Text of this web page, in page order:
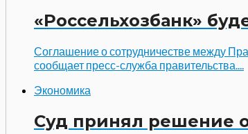
«Россельхозбанк»
Соглашение о сотрудничестве между
сообщает пресс-служба правительства....
Экономика
Суд принял решение